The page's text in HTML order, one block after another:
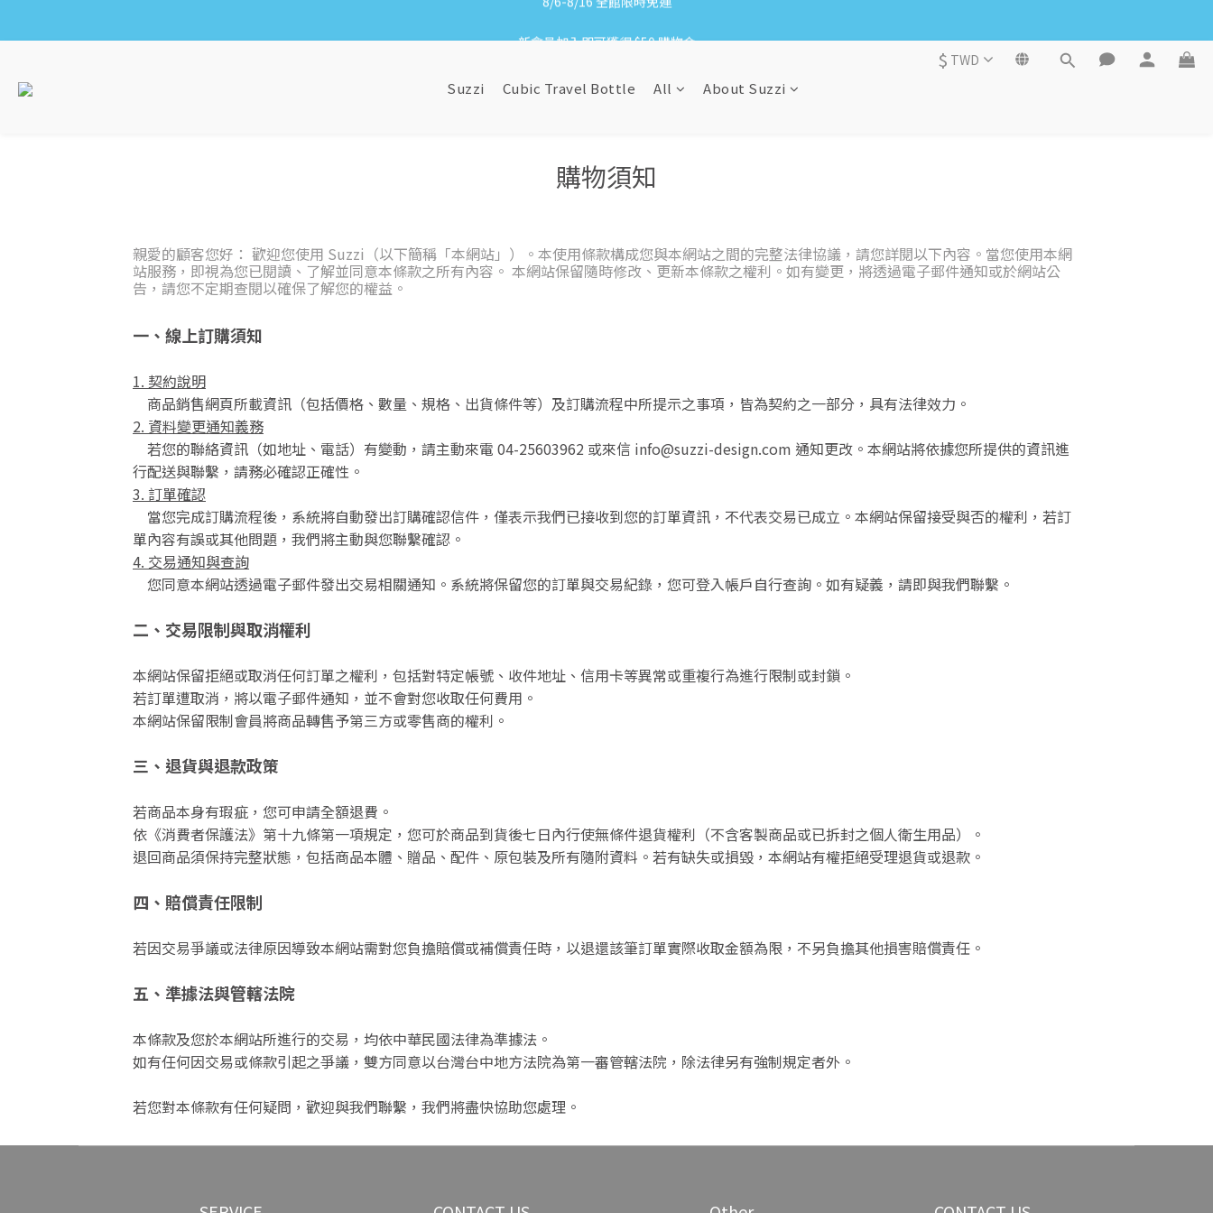
$ TWD
Suzzi Cubic Travel Bottle All About Suzzi
購物須知
親愛的顧客您好： 歡迎您使用 Suzzi（以下簡稱「本網站」）。本使用條款構成您與本網站之間的完整法律協議，請您詳閱以下內容。當您使用本網
站服務，即視為您已閱讀、了解並同意本條款之所有內容。 本網站保留隨時修改、更新本條款之權利。如有變更，將透過電子郵件通知或於網站公
告，請您不定期查閱以確保了解您的權益。
一、線上訂購須知
1. 契約說明
商品銷售網頁所載資訊（包括價格、數量、規格、出貨條件等）及訂購流程中所提示之事項，皆為契約之一部分，具有法律效力。
2. 資料變更通知義務
若您的聯絡資訊（如地址、電話）有變動，請主動來電 04-25603962 或來信 info@suzzi-design.com 通知更改。本網站將依據您所提供的資訊進
行配送與聯繫，請務必確認正確性。
3. 訂單確認
當您完成訂購流程後，系統將自動發出訂購確認信件，僅表示我們已接收到您的訂單資訊，不代表交易已成立。本網站保留接受與否的權利，若訂
單內容有誤或其他問題，我們將主動與您聯繫確認。
4. 交易通知與查詢
您同意本網站透過電子郵件發出交易相關通知。系統將保留您的訂單與交易紀錄，您可登入帳戶自行查詢。如有疑義，請即與我們聯繫。
二、交易限制與取消權利
本網站保留拒絕或取消任何訂單之權利，包括對特定帳號、收件地址、信用卡等異常或重複行為進行限制或封鎖。
若訂單遭取消，將以電子郵件通知，並不會對您收取任何費用。
本網站保留限制會員將商品轉售予第三方或零售商的權利。
三、退貨與退款政策
若商品本身有瑕疵，您可申請全額退費。
依《消費者保護法》第十九條第一項規定，您可於商品到貨後七日內行使無條件退貨權利（不含客製商品或已拆封之個人衛生用品）。
退回商品須保持完整狀態，包括商品本體、贈品、配件、原包裝及所有隨附資料。若有缺失或損毀，本網站有權拒絕受理退貨或退款。
四、賠償責任限制
若因交易爭議或法律原因導致本網站需對您負擔賠償或補償責任時，以退還該筆訂單實際收取金額為限，不另負擔其他損害賠償責任。
五、準據法與管轄法院
本條款及您於本網站所進行的交易，均依中華民國法律為準據法。
如有任何因交易或條款引起之爭議，雙方同意以台灣台中地方法院為第一審管轄法院，除法律另有強制規定者外。
若您對本條款有任何疑問，歡迎與我們聯繫，我們將盡快協助您處理。